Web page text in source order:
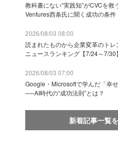
教科書にない“実践知”がCVCを
Ventures西条氏に聞く成功の条件
2026/08/03 08:00
読まれたものから企業変革のト
ニュースランキング【7/24～7/30】
2026/08/03 07:00
Google・Microsoftで学んだ「幸
──AI時代の“成功法則”とは？
新着記事一覧